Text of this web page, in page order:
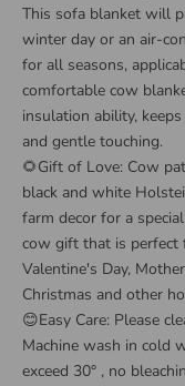
This sofa blanket will
winter day or an air-
for all seasons,
comfortable cow
insulation ability,
and gentle touching.
🌻Gift of Love: Cow
black and white
farm decor for a
cow gift that is perfect
Valentine's Day,
Christmas and other
😊Easy Care: Please
Machine wash in cold
exceed 30° , no